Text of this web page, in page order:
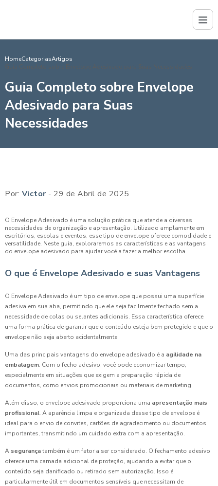
HomeCategoriasArtigos
Guia Completo sobre Envelope Adesivado para Suas Necessidades
Guia Completo sobre Envelope
Adesivado para Suas
Necessidades
Por: Victor- 29 de Abril de 2025
O Envelope Adesivado é uma solução prática que atende a diversas
necessidades de organização e apresentação. Utilizado amplamente em
escritórios, escolas e eventos, esse tipo de envelope oferece comodidade e
versatilidade. Neste guia, exploraremos as características e as vantagens
do envelope adesivado para ajudar você a fazer a melhor escolha.
O que é Envelope Adesivado e suas Vantagens
O Envelope Adesivado é um tipo de envelope que possui uma superfície
adesiva em sua aba, permitindo que ele seja facilmente fechado sem a
necessidade de colas ou selantes adicionais. Essa característica oferece
uma forma prática de garantir que o conteúdo esteja bem protegido e que o
envelope não seja aberto acidentalmente.
Uma das principais vantagens do envelope adesivado é a agilidade na
embalagem. Com o fecho adesivo, você pode economizar tempo,
especialmente em situações que exigem a preparação rápida de
documentos, como envios promocionais ou materiais de marketing.
Além disso, o envelope adesivado proporciona uma apresentação mais
profissional. A aparência limpa e organizada desse tipo de envelope é
ideal para o envio de convites, cartões de agradecimento ou documentos
importantes, transmitindo um cuidado extra com a apresentação.
A segurançatambém é um fator a ser considerado. O fechamento adesivo
oferece uma camada adicional de proteção, ajudando a evitar que o
conteúdo seja danificado ou retirado sem autorização. Isso é
particularmente útil em documentos sensíveis que necessitam de